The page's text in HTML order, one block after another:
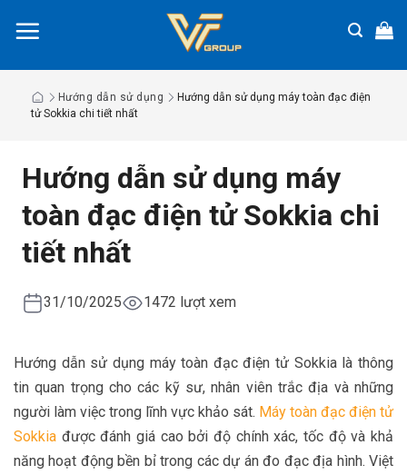
đến
dung
Hướng dẫn sử dụng
Hướng dẫn sử dụng máy toàn đạc điện
tử Sokkia chi tiết nhất
Hướng dẫn sử dụng máy
toàn đạc điện tử Sokkia chi
tiết nhất
31/10/2025 1472 lượt xem
Hướng dẫn sử dụng máy toàn đạc điện tử Sokkia là thông
tin quan trọng cho các kỹ sư, nhân viên trắc địa và những
người làm việc trong lĩnh vực khảo sát. Máy toàn đạc điện tử
Sokkia được đánh giá cao bởi độ chính xác, tốc độ và khả
năng hoạt động bền bỉ trong các dự án đo đạc địa hình. Việt